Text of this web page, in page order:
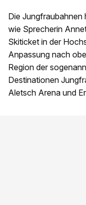
Die Jungfraubahnen
wie Sprecherin
Skiticket in der
Anpassung nach
Region der
Destinationen
Aletsch Arena und